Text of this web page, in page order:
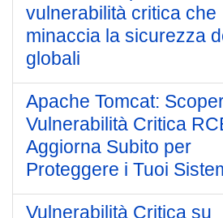
vulnerabilità critica che
minaccia la sicurezza
globali
Apache Tomcat:
Vulnerabilità Critica
Aggiorna Subito per
Proteggere i Tuoi
Vulnerabilità Critica su